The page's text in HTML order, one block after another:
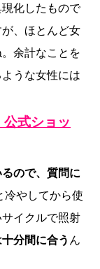
現化したもので
、ほとんど女
余計なことを
うな女性には
式ショッ
ので、質問に
冷やしてから使
イクルで照射
分間に合う ん